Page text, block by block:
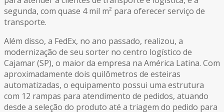
segunda, com quase 4 mil m² para oferecer serviço de
transporte.
Além disso, a FedEx, no ano passado, realizou, a
modernização de seu sorter no centro logístico de
Cajamar (SP), o maior da empresa na América Latina. Com
aproximadamente dois quilômetros de esteiras
automatizadas, o equipamento possui uma estrutura
com 12 rampas para atendimento de pedidos, atuando
desde a seleção do produto até a triagem do pedido para